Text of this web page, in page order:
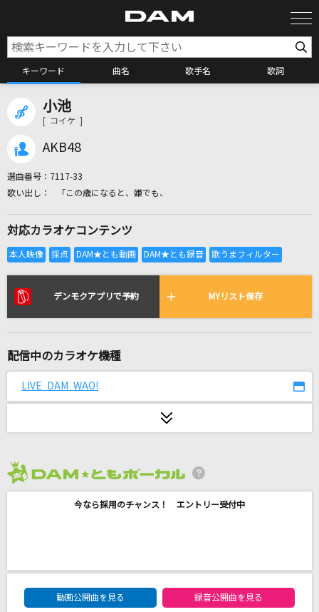
キーワード 曲名 歌手名 歌詞
全国りれき
リアルタイムで歌われている曲の一覧
lulu.
[プロオケ]桜
SEKAI NO OWARI(世界の終わり)
そばかす
小池
[ コイケ ]
AKB48
選曲番号： 7117-33
「この歳になると、嫌でも、
対応カラオケコンテンツ
デンモクアプリで予約 MYリスト保存
配信中のカラオケ機種
LIVE DAM WAO!
今なら採用のチャンス！ エントリー受付中
DAM★ともボーカルエントリーランキング
動画公開曲を見る
録音公開曲を見る